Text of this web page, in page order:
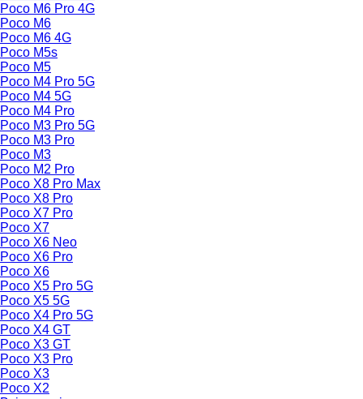
Poco M6 Pro 4G
Poco M6
Poco M6 4G
Poco M5s
Poco M5
Poco M4 Pro 5G
Poco M4 5G
Poco M4 Pro
Poco M3 Pro 5G
Poco M3 Pro
Poco M3
Poco M2 Pro
Poco X8 Pro Max
Poco X8 Pro
Poco X7 Pro
Poco X7
Poco X6 Neo
Poco X6 Pro
Poco X6
Poco X5 Pro 5G
Poco X5 5G
Poco X4 Pro 5G
Poco X4 GT
Poco X3 GT
Poco X3 Pro
Poco X3
Poco X2